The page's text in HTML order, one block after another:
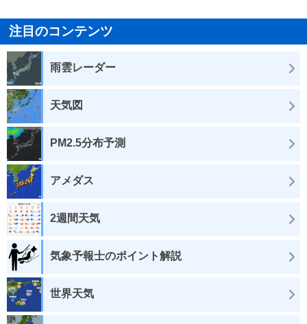
注目のコンテンツ
雨雲レーダー
天気図
PM2.5分布予測
アメダス
2週間天気
気象予報士のポイント解説
世界天気